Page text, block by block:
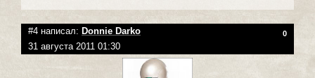
#4 написал: Donnie Darko 0
31 августа 2011 01:30